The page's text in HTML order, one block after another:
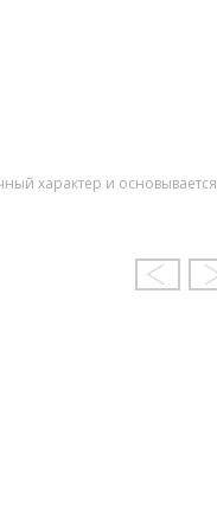
характер и основывается